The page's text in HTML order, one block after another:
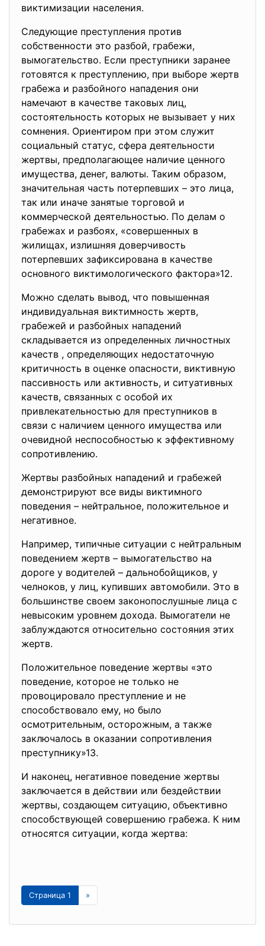
виктимизации населения.
Следующие преступления против
собственности это разбой, грабежи,
вымогательство. Если преступники заранее
готовятся к преступлению, при выборе жертв
грабежа и разбойного нападения они
намечают в качестве таковых лиц,
состоятельность которых не вызывает у них
сомнения. Ориентиром при этом служит
социальный статус, сфера деятельности
жертвы, предполагающее наличие ценного
имущества, денег, валюты. Таким образом,
значительная часть потерпевших – это лица,
так или иначе занятые торговой и
коммерческой деятельностью. По делам о
грабежах и разбоях, «совершенных в
жилищах, излишняя доверчивость
потерпевших зафиксирована в качестве
основного виктимологического фактора»12.
Можно сделать вывод, что повышенная
индивидуальная виктимность жертв,
грабежей и разбойных нападений
складывается из определенных личностных
качеств , определяющих недостаточную
критичность в оценке опасности, виктивную
пассивность или активность, и ситуативных
качеств, связанных с особой их
привлекательностью для преступников в
связи с наличием ценного имущества или
очевидной неспособностью к эффективному
сопротивлению.
Жертвы разбойных нападений и грабежей
демонстрируют все виды виктимного
поведения – нейтральное, положительное и
негативное.
Например, типичные ситуации с нейтральным
поведением жертв – вымогательство на
дороге у водителей – дальнобойщиков, у
челноков, у лиц, купивших автомобили. Это в
большинстве своем законопослушные лица с
невысоким уровнем дохода. Вымогатели не
заблуждаются относительно состояния этих
жертв.
Положительное поведение жертвы «это
поведение, которое не только не
провоцировало преступление и не
способствовало ему, но было
осмотрительным, осторожным, а также
заключалось в оказании сопротивления
преступнику»13.
И наконец, негативное поведение жертвы
заключается в действии или бездействии
жертвы, создающем ситуацию, объективно
способствующей совершению грабежа. К ним
относятся ситуации, когда жертва:
Страница 1 »